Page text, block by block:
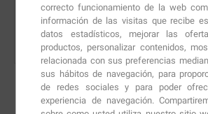
correcto funcionamiento de la web
información de las visitas que recibe
datos estadísticos, mejorar las
productos, personalizar contenidos,
relacionada con sus preferencias
sus hábitos de navegación, para
de redes sociales y para poder
experiencia de navegación.